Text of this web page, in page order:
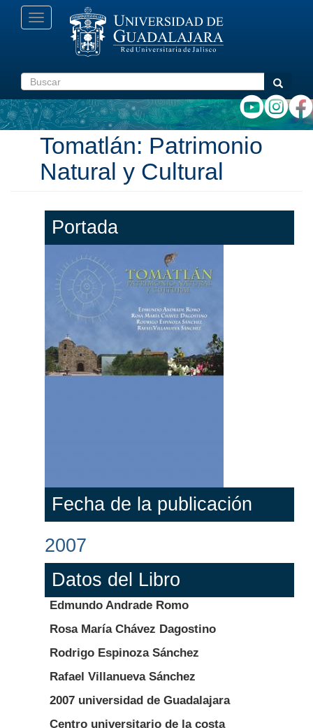
Pasar
Toggle
navigation
Buscar Buscar
Tomatlán: Patrimonio
Natural y Cultural
Portada
Fecha de la publicación
2007
Datos del Libro
Edmundo Andrade Romo
Rosa María Chávez Dagostino
Rodrigo Espinoza Sánchez
Rafael Villanueva Sánchez
2007 universidad de Guadalajara
Centro universitario de la costa